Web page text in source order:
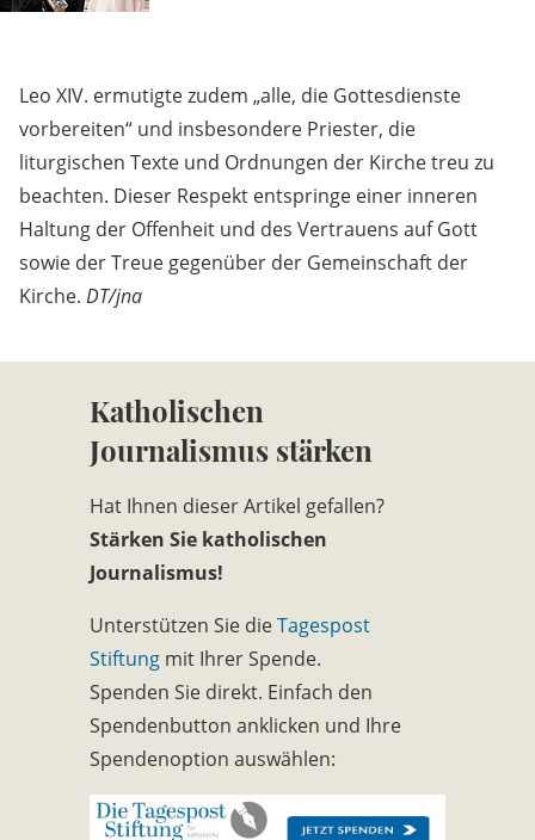
Leo XIV. ermutigte zudem „alle, die Gottesdienste
vorbereiten“ und insbesondere Priester, die
liturgischen Texte und Ordnungen der Kirche treu zu
beachten. Dieser Respekt entspringe einer inneren
Haltung der Offenheit und des Vertrauens auf Gott
sowie der Treue gegenüber der Gemeinschaft der
Kirche. DT/jna
Katholischen
Journalismus stärken
Hat Ihnen dieser Artikel gefallen?
Stärken Sie katholischen
Journalismus!
Unterstützen Sie dieTagespost
Stiftung mit Ihrer Spende.
Spenden Sie direkt. Einfach den
Spendenbutton anklicken und Ihre
Spendenoption auswählen: